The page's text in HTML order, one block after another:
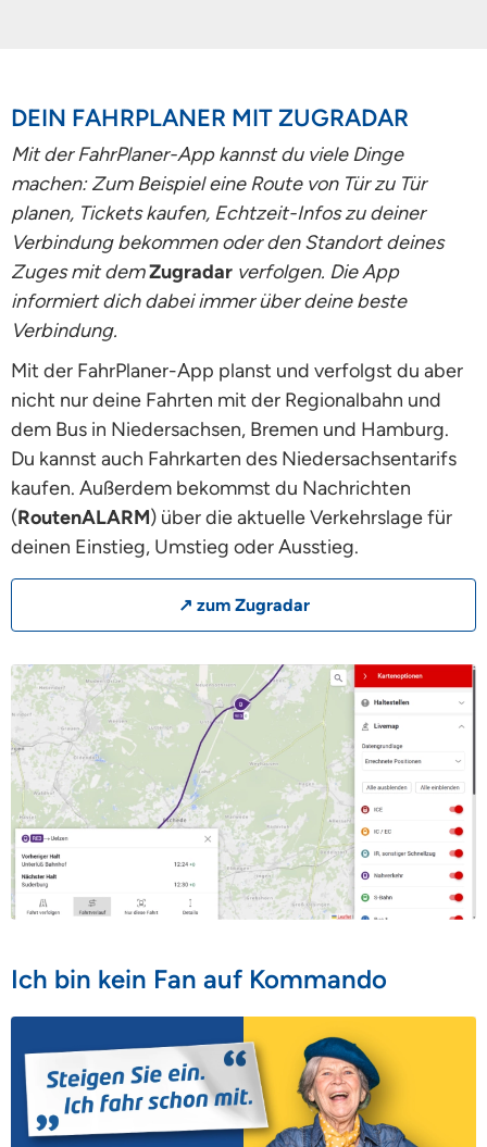
DEIN FAHRPLANER MIT ZUGRADAR
Mit der FahrPlaner-App kannst du viele Dinge
machen: Zum Beispiel eine Route von Tür zu Tür
planen, Tickets kaufen, Echtzeit-Infos zu deiner
Verbindung bekommen oder den Standort deines
Zuges mit demZugradar verfolgen. Die App
informiert dich dabei immer über deine beste
Verbindung.
Mit der FahrPlaner-App planst und verfolgst du aber
nicht nur deine Fahrten mit der Regionalbahn und
dem Bus in Niedersachsen, Bremen und Hamburg.
Du kannst auch Fahrkarten des Niedersachsentarifs
kaufen. Außerdem bekommst du Nachrichten
(RoutenALARM) über die aktuelle Verkehrslage für
deinen Einstieg, Umstieg oder Ausstieg.
↗ zum Zugradar
Ich bin kein Fan auf Kommando